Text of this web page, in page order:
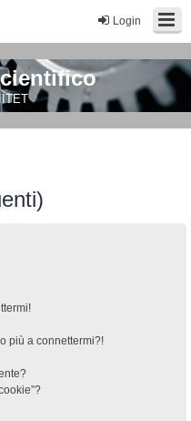
Login
più a connettermi?!